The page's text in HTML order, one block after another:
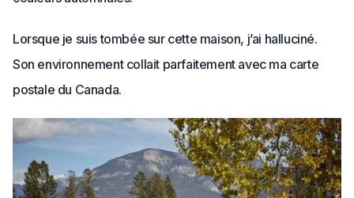
Lorsque je suis tombée sur cette maison, j’ai halluciné.
Son environnement collait parfaitement avec ma carte
postale du Canada.